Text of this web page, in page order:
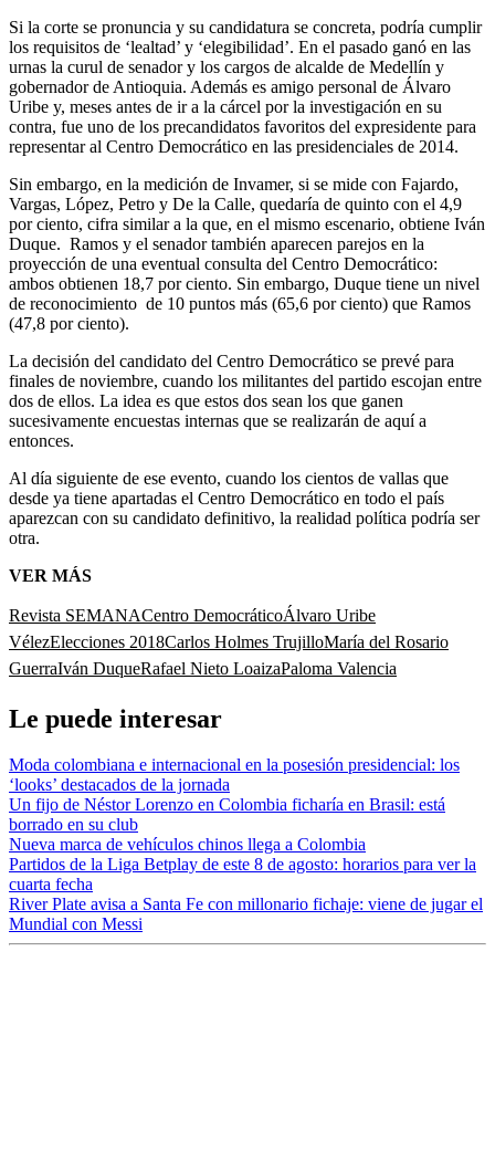
Si la corte se pronuncia y su candidatura se concreta, podría cumplir
los requisitos de ‘lealtad’ y ‘elegibilidad’. En el pasado ganó en las
urnas la curul de senador y los cargos de alcalde de Medellín y
gobernador de Antioquia. Además es amigo personal de Álvaro
Uribe y, meses antes de ir a la cárcel por la investigación en su
contra, fue uno de los precandidatos favoritos del expresidente para
representar al Centro Democrático en las presidenciales de 2014.
Sin embargo, en la medición de Invamer, si se mide con Fajardo,
Vargas, López, Petro y De la Calle, quedaría de quinto con el 4,9
por ciento, cifra similar a la que, en el mismo escenario, obtiene Iván
Duque. Ramos y el senador también aparecen parejos en la
proyección de una eventual consulta del Centro Democrático:
ambos obtienen 18,7 por ciento. Sin embargo, Duque tiene un nivel
de reconocimiento de 10 puntos más (65,6 por ciento) que Ramos
(47,8 por ciento).
La decisión del candidato del Centro Democrático se prevé para
finales de noviembre, cuando los militantes del partido escojan entre
dos de ellos. La idea es que estos dos sean los que ganen
sucesivamente encuestas internas que se realizarán de aquí a
entonces.
Al día siguiente de ese evento, cuando los cientos de vallas que
desde ya tiene apartadas el Centro Democrático en todo el país
aparezcan con su candidato definitivo, la realidad política podría ser
otra.
VER MÁS
Revista SEMANACentro DemocráticoÁlvaro Uribe
VélezElecciones 2018Carlos Holmes TrujilloMaría del Rosario
GuerraIván DuqueRafael Nieto LoaizaPaloma Valencia
Le puede interesar
Moda colombiana e internacional en la posesión presidencial: los
‘looks’ destacados de la jornada
Un fijo de Néstor Lorenzo en Colombia ficharía en Brasil: está
borrado en su club
Nueva marca de vehículos chinos llega a Colombia
Partidos de la Liga Betplay de este 8 de agosto: horarios para ver la
cuarta fecha
River Plate avisa a Santa Fe con millonario fichaje: viene de jugar el
Mundial con Messi